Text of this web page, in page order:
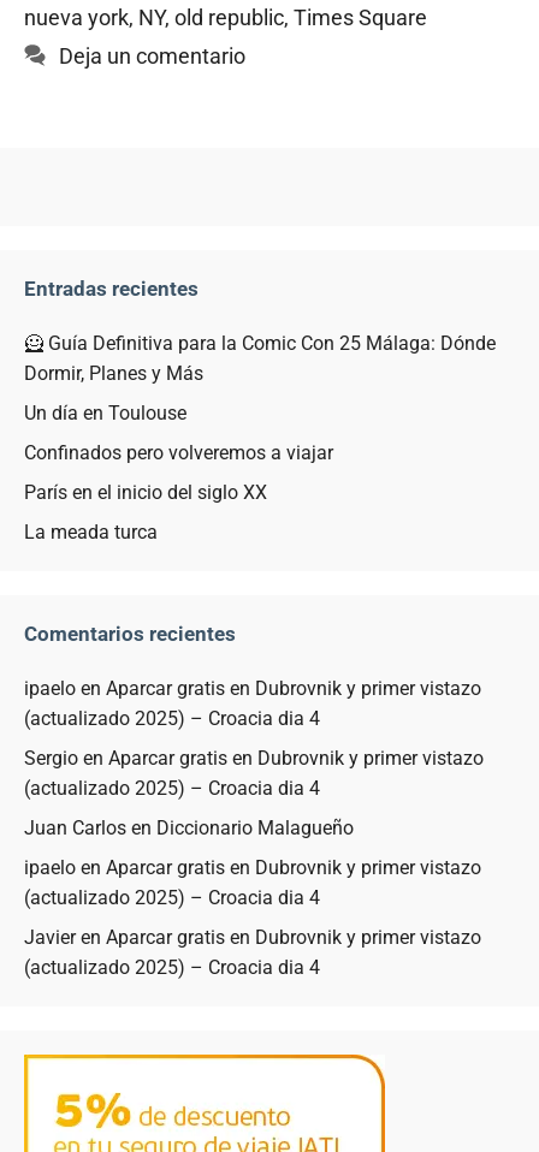
nueva york, NY, old republic, Times Square
Deja un comentario
Entradas recientes
🦸 Guía Definitiva para la Comic Con 25 Málaga: Dónde
Dormir, Planes y Más
Un día en Toulouse
Confinados pero volveremos a viajar
París en el inicio del siglo XX
La meada turca
Comentarios recientes
ipaelo en Aparcar gratis en Dubrovnik y primer vistazo
(actualizado 2025) – Croacia dia 4
Sergio en Aparcar gratis en Dubrovnik y primer vistazo
(actualizado 2025) – Croacia dia 4
Juan Carlos en Diccionario Malagueño
ipaelo en Aparcar gratis en Dubrovnik y primer vistazo
(actualizado 2025) – Croacia dia 4
Javieren Aparcar gratis en Dubrovnik y primer vistazo
(actualizado 2025) – Croacia dia 4